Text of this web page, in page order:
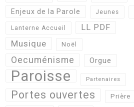
Enjeux de la Parole Jeunes
Lanterne Accueil LL PDF
Musique Noël
Oecuménisme Orgue
Paroisse Partenaires
Portes ouvertes Prière